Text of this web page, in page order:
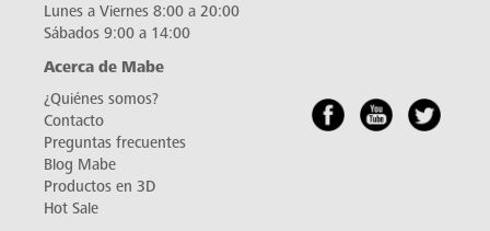
Lunes a Viernes 8:00 a 20:00
Sábados 9:00 a 14:00
Acerca de Mabe
¿Quiénes somos?
Contacto
Preguntas frecuentes
Blog Mabe
Productos en 3D
Hot Sale